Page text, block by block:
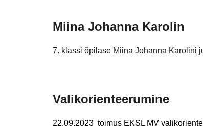
Miina Johanna Karolin
7. klassi õpilase Miina Johanna Karolini
Valikorienteerumine
22.09.2023toimus EKSL MV